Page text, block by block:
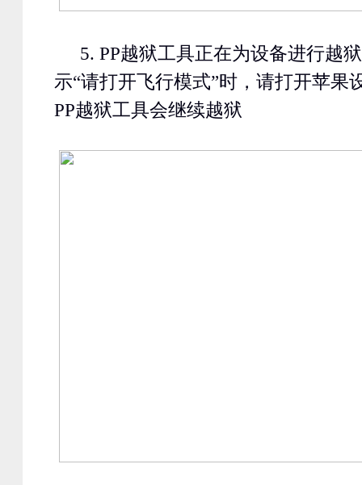
5. PP越狱工具正在为设备进行越
示“请打开飞行模式”时，请打开苹果
PP越狱工具会继续越狱